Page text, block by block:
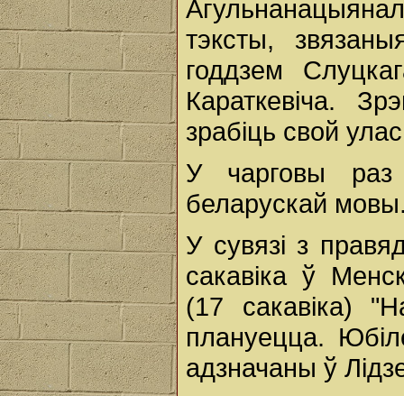
тэксты,
годдзем
Караткевіча.
зрабіць свой
У чарговы
беларускай
У сувязі з
сакавіка ў
(17 сакавіка)
плануецца.
адзначаны ў